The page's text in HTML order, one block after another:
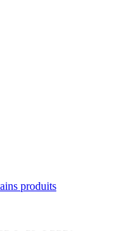
produits